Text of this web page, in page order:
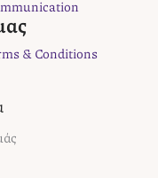
t
& Conditions